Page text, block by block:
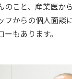
のこと、産業医か
フからの個人面談
もあります。